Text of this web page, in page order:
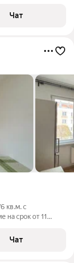
Чат
кв.м. с
на срок от 11
Чат